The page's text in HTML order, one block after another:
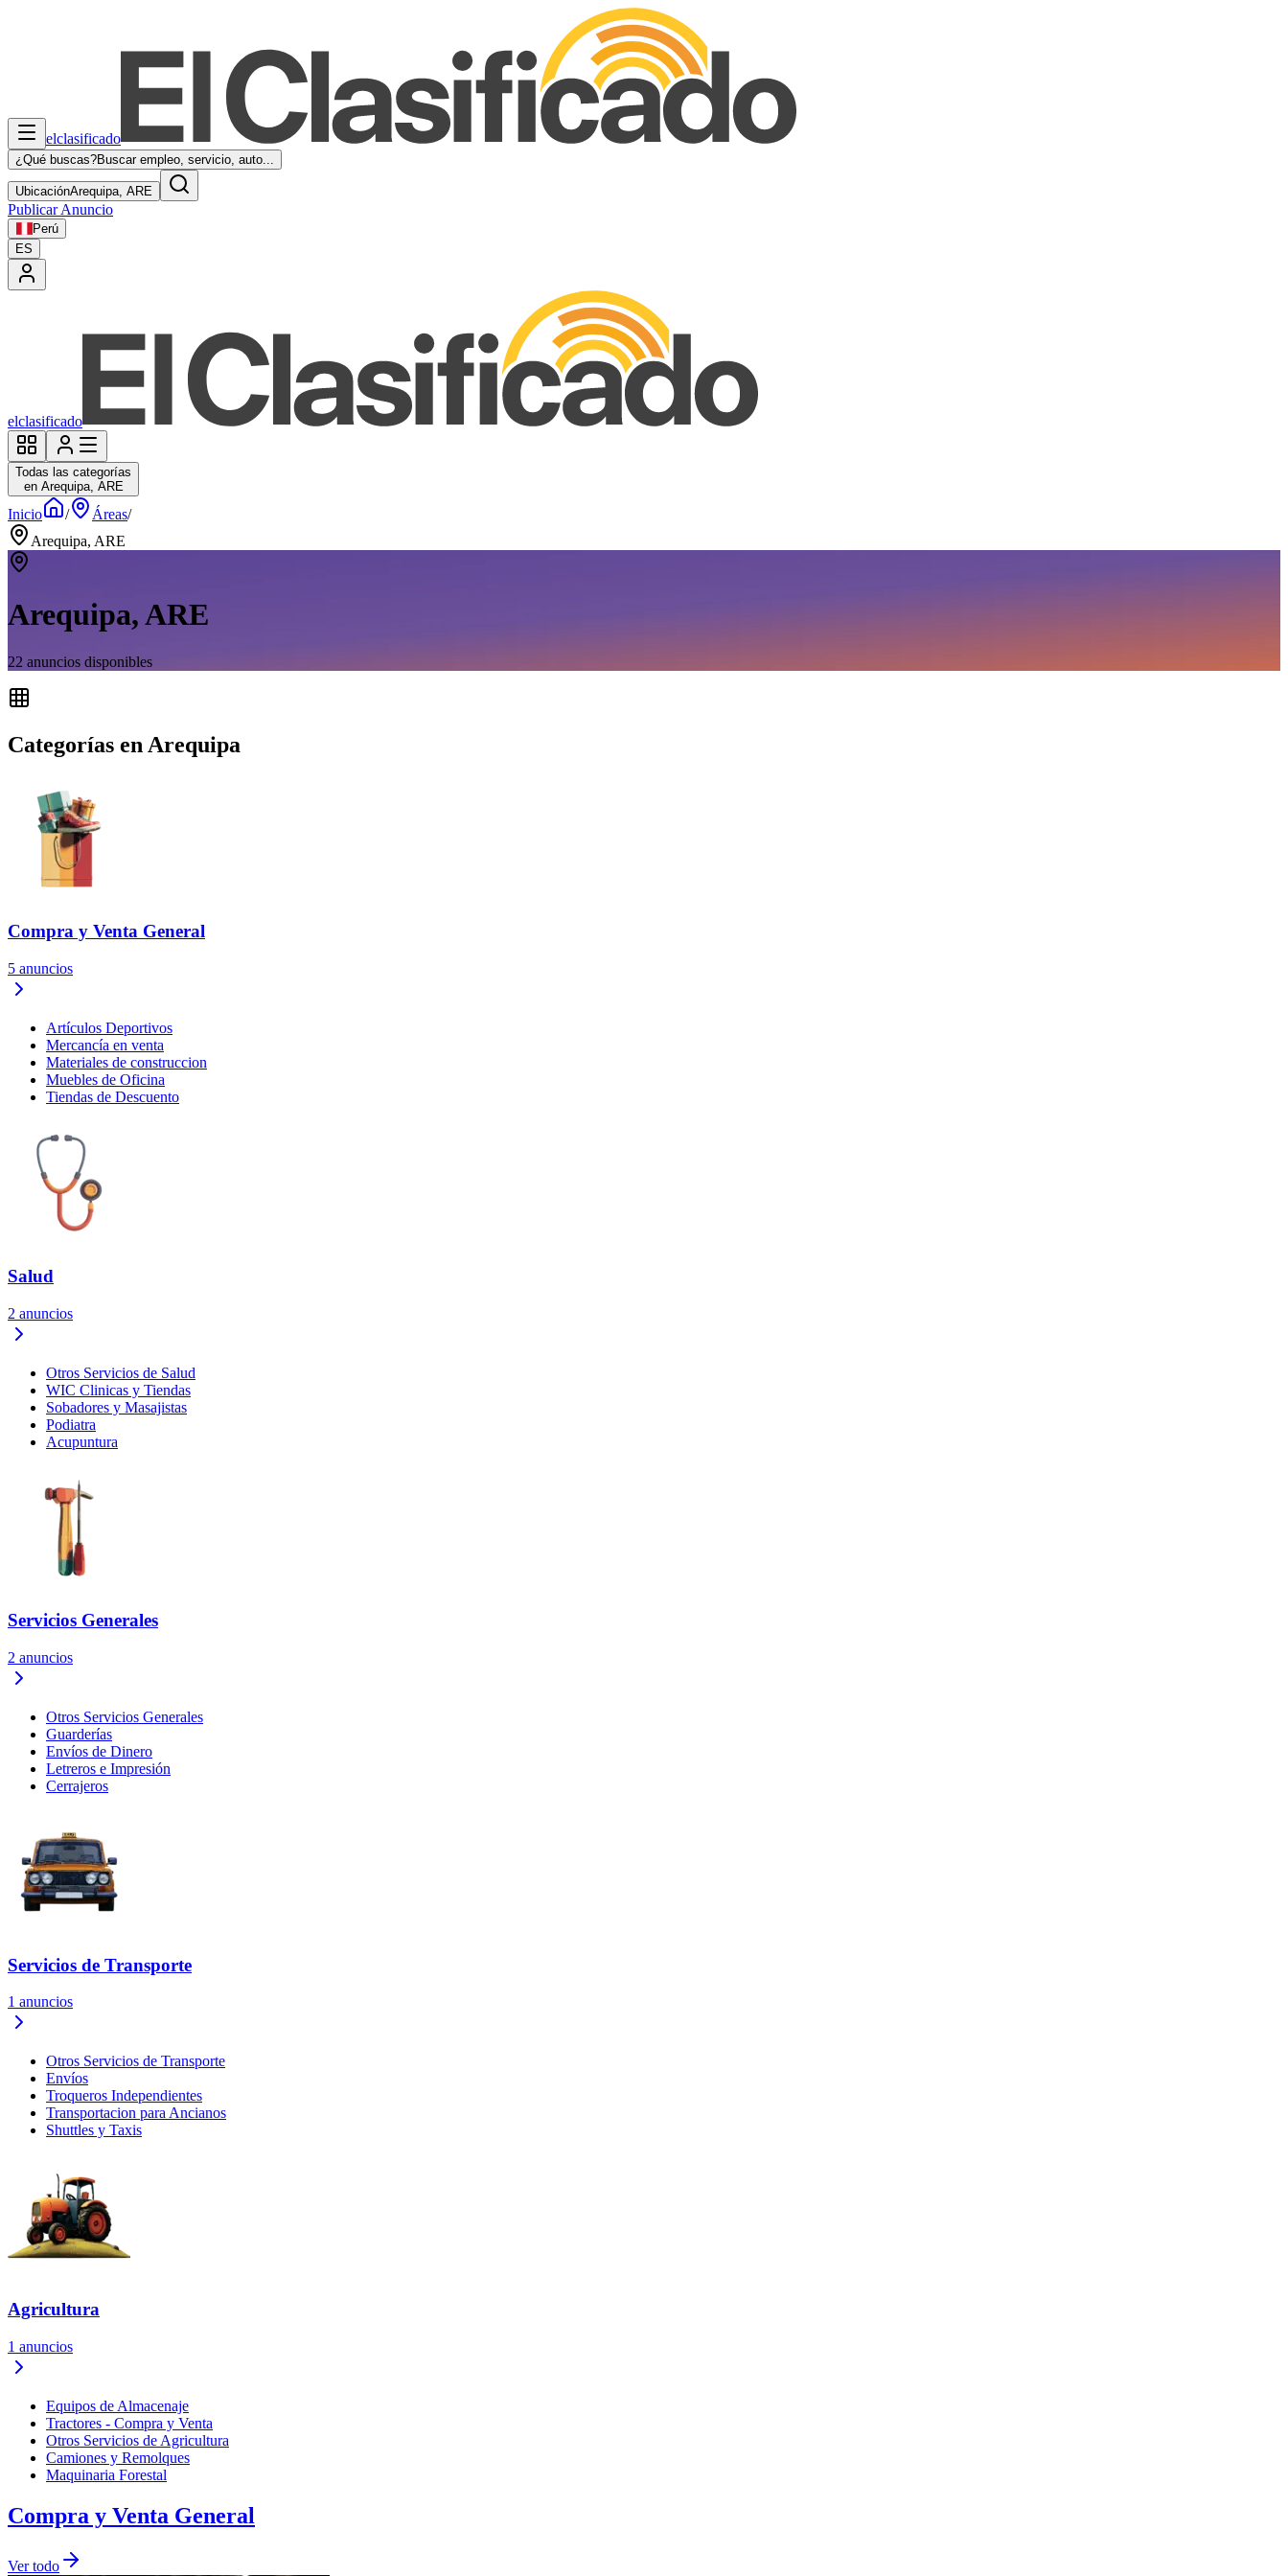
elclasificado
¿Qué buscas?Buscar empleo, servicio, auto...
UbicaciónArequipa, ARE
Publicar Anuncio
Perú
ES
elclasificado
Todas las categorías
en Arequipa, ARE
Inicio / Áreas/
Arequipa, ARE
Arequipa, ARE
22 anuncios disponibles
Categorías en Arequipa
Compra y Venta General
5 anuncios
Artículos Deportivos
Mercancía en venta
Materiales de construccion
Muebles de Oficina
Tiendas de Descuento
Salud
2 anuncios
Otros Servicios de Salud
WIC Clinicas y Tiendas
Sobadores y Masajistas
Podiatra
Acupuntura
Servicios Generales
2 anuncios
Otros Servicios Generales
Guarderías
Envíos de Dinero
Letreros e Impresión
Cerrajeros
Servicios de Transporte
1 anuncios
Otros Servicios de Transporte
Envíos
Troqueros Independientes
Transportacion para Ancianos
Shuttles y Taxis
Agricultura
1 anuncios
Equipos de Almacenaje
Tractores - Compra y Venta
Otros Servicios de Agricultura
Camiones y Remolques
Maquinaria Forestal
Compra y Venta General
Ver todo